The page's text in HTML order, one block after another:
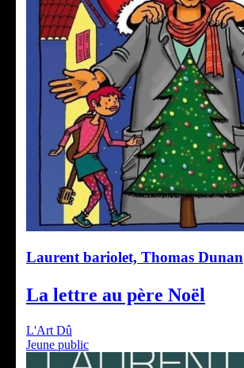
Laurent bariolet, Thomas Dunan
La lettre au père Noël
L'Art Dû
Jeune public